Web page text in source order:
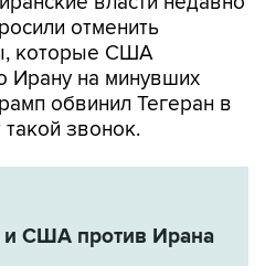
отменить
которые США
Ирану на минувших
обвинил Тегеран в
звонок.
США против Ирана